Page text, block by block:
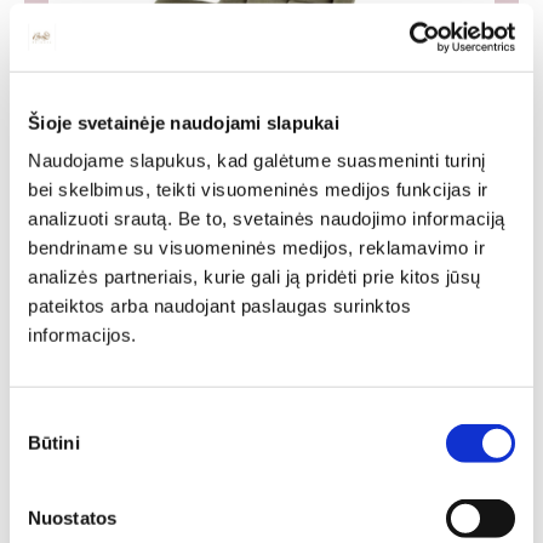
Šioje svetainėje naudojami slapukai
Naudojame slapukus, kad galėtume suasmeninti turinį
bei skelbimus, teikti visuomeninės medijos funkcijas ir
analizuoti srautą. Be to, svetainės naudojimo informaciją
bendriname su visuomeninės medijos, reklamavimo ir
analizės partneriais, kurie gali ją pridėti prie kitos jūsų
pateiktos arba naudojant paslaugas surinktos
informacijos.
pasirinkimas
Būtini
Nuostatos
Foteliai
Fotelis – stilingas, funkcionalus baldas, tinkantis
daugeliui namų erdvių, ypač svetainei, o taip pat ir
biurui ar kt. Foteliai bus tobulas pasirinkimas
komfortiškam poilsiui, jaukiems šeimos vakarams,
dailaus, stilingo fotelio, „Deinavos baldų“